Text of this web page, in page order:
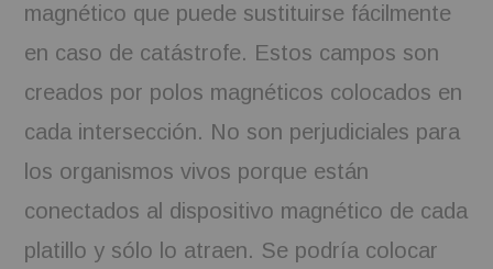
magnético que puede sustituirse fácilmente
en caso de catástrofe. Estos campos son
creados por polos magnéticos colocados en
cada intersección. No son perjudiciales para
los organismos vivos porque están
conectados al dispositivo magnético de cada
platillo y sólo lo atraen. Se podría colocar